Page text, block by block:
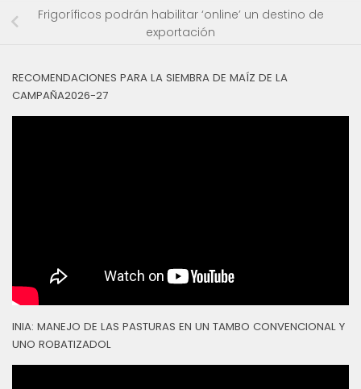
Frigoríficos podrán habilitar ‘online’ un destino de
exportación
RECOMENDACIONES PARA LA SIEMBRA DE MAÍZ DE LA
CAMPAÑA2026-27
INIA: MANEJO DE LAS PASTURAS EN UN TAMBO CONVENCIONAL Y
UNO ROBATIZADOL